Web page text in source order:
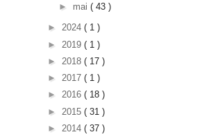
► mai ( 43 )
► 2024 ( 1 )
► 2019 ( 1 )
► 2018 ( 17 )
► 2017 ( 1 )
► 2016 ( 18 )
► 2015 ( 31 )
► 2014 ( 37 )